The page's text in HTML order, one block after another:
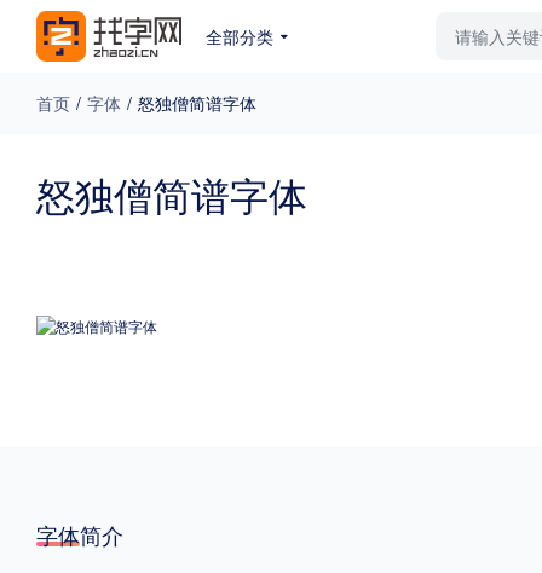
全部分类
免费下载 收费下载 更多
首页 / 字体 / 怒独僧简谱字体
怒独僧简谱字体
字体简介